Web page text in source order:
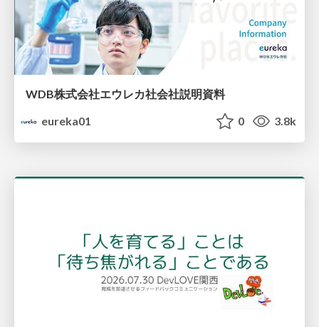
WDB株式会社エウレカ社会社説明資料
eureka01
0 3.8k